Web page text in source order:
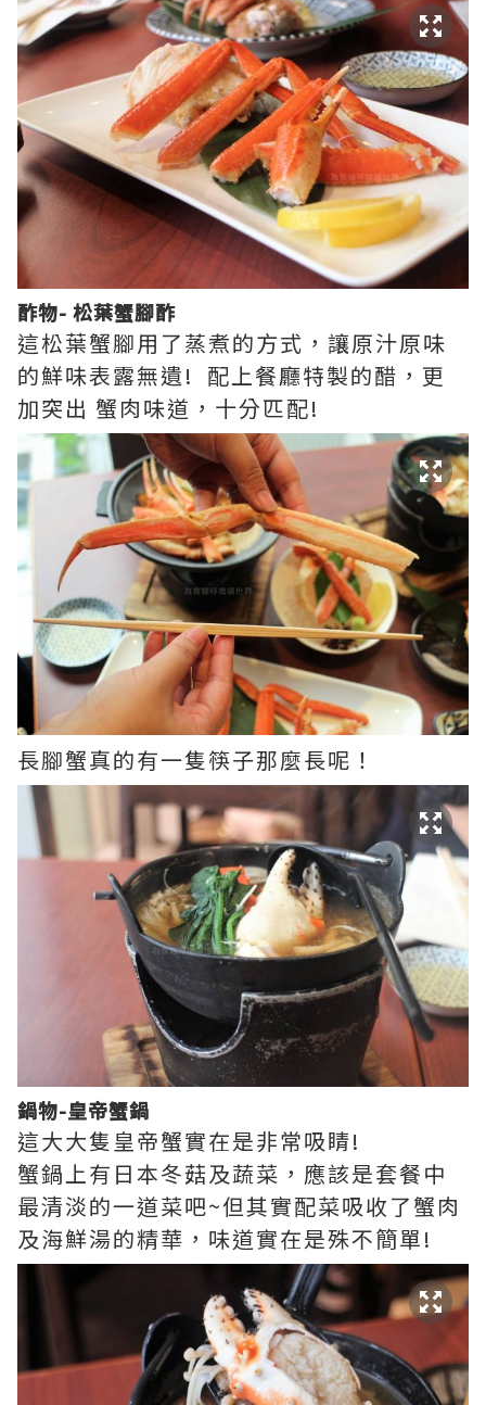
酢物- 松葉蟹腳酢
這松葉蟹腳用了蒸煮的方式，讓原汁原味
的鮮味表露無遺! 配上餐廳特製的醋，更
加突出 蟹肉味道，十分匹配!
長腳蟹真的有一隻筷子那麼長呢！
鍋物-皇帝蟹鍋
這大大隻皇帝蟹實在是非常吸睛!
蟹鍋上有日本冬菇及蔬菜，應該是套餐中
最清淡的一道菜吧~但其實配菜吸收了蟹肉
及海鮮湯的精華，味道實在是殊不簡單!